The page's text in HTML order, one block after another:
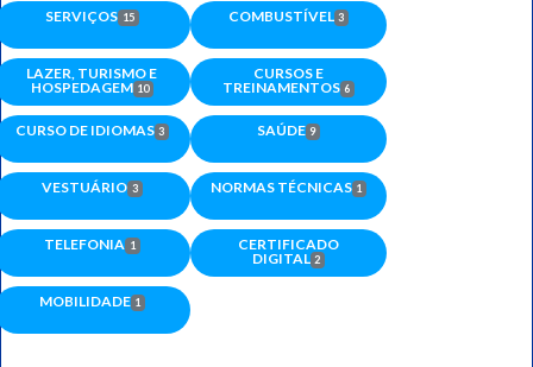
SERVIÇOS 15 COMBUSTÍVEL 3
LAZER, TURISMO E
HOSPEDAGEM 10
CURSOS E
TREINAMENTOS 6
CURSO DE IDIOMAS 3 SAÚDE 9
VESTUÁRIO 3 NORMAS TÉCNICAS 1
TELEFONIA 1
CERTIFICADO
DIGITAL 2
MOBILIDADE 1